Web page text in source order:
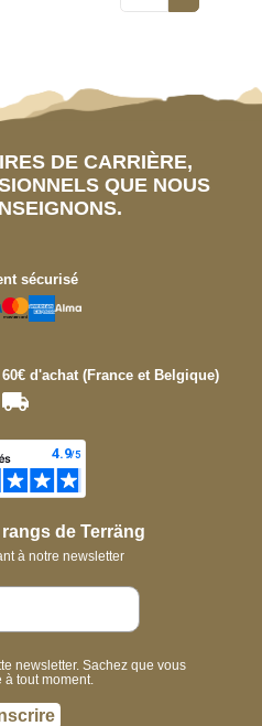
DE CARRIÈRE,
QUE NOUS
sécurisé
d'achat (France et Belgique)
de Terräng
à notre newsletter
newsletter. Sachez que vous
tout moment.